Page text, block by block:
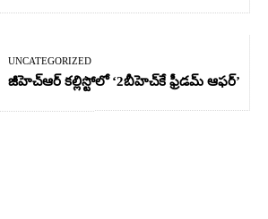
UNCATEGORIZED
జీహెచ్ఆర్‌ కల్లిస్టోలో ‘2బీహెచ్‌కే ఫ్రీడమ్ ఆఫర్’